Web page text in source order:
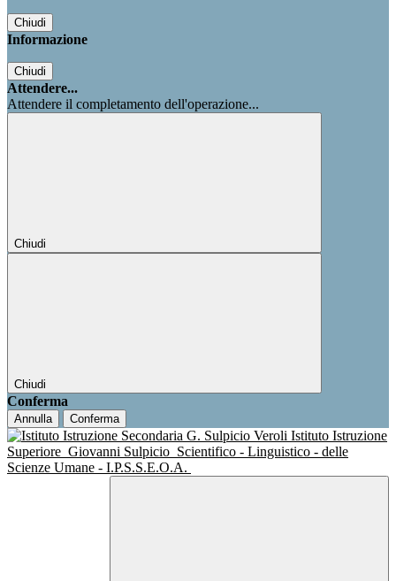
Chiudi
Informazione
Chiudi
Attendere...
Attendere il completamento dell'operazione...
Chiudi
Chiudi
Conferma
Annulla Conferma
Istituto Istruzione
Superiore Giovanni Sulpicio Scientifico - Linguistico - delle
Scienze Umane - I.P.S.S.E.O.A.